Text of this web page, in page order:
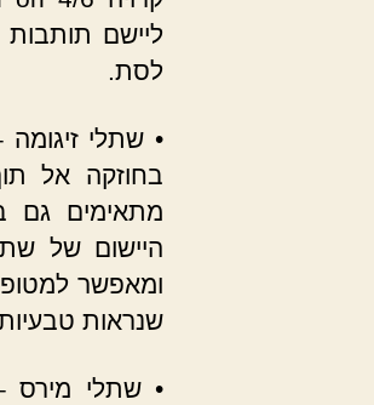
לסת.
• שתלי
בחוזקה אל
מתאימים גם
היישום של
ומאפשר
שנראות טבעיות
• שתלי מירס